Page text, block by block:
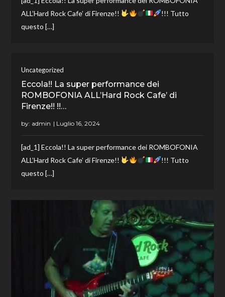
ALL’Hard Rock Cafe’ di Firenze!!
!!! Tutto
questo […]
Uncategorized
Eccola!! La super performance dei
ROMBOFONIA ALL’Hard Rock Cafe’ di
Firenze!! !!…
by: admin
[ad_1] Eccola!! La super performance dei ROMBOFONIA
ALL’Hard Rock Cafe’ di Firenze!!
!!! Tutto
questo […]